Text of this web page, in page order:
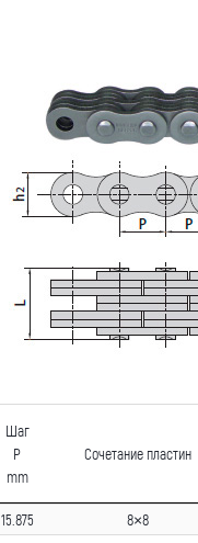
Шаг
P
mm
Сочетание пластин
15.875 8×8